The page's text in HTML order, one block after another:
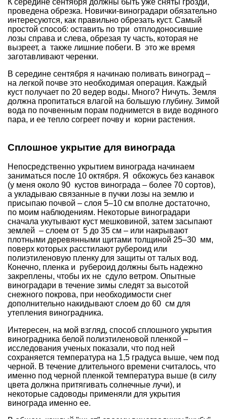
К середине сентября должны быть уже сняты грозди,
проведена обрезка. Новички-виноградари обязательно
интересуются, как правильно обрезать куст. Самый
простой способ: оставить по три отплодоносившие
лозы справа и слева, обрезая ту часть, которая не
вызреет, а также лишние побеги. В это же время
заготавливают черенки.
В середине сентября я начинаю поливать виноград –
на легкой почве это необходимая операция. Каждый
куст получает по 20 ведер воды. Много? Ничуть. Земля
должна пропитаться влагой на большую глубину. Зимой
вода по почвенным порам поднимется в виде водяного
пара, и ее тепло согреет почву и корни растения.
Сплошное укрытие для винограда
Непосредственно укрытием винограда начинаем
заниматься после 10 октября. Я обхожусь без канавок
(у меня около 90 кустов винограда – более 70 сортов),
а укладываю связанные в пучки лозы на землю и
присыпаю почвой – слоя 5–10 см вполне достаточно,
по моим наблюдениям. Некоторые виноградари
сначала укутывают куст мешковиной, затем засыпают
землей – слоем от 5 до 35 см – или накрывают
плотными деревянными щитами толщиной 25–30 мм,
поверх которых расстилают рубероид или
полиэтиленовую пленку для защиты от талых вод.
Конечно, пленка и рубероид должны быть надежно
закреплены, чтобы их не сдуло ветром. Опытные
виноградари в течение зимы следят за высотой
снежного покрова, при необходимости снег
дополнительно накидывают слоем до 60 см для
утепления виноградника.
Интересен, на мой взгляд, способ сплошного укрытия
виноградника белой полиэтиленовой пленкой –
исследования ученых показали, что под ней
сохраняется температура на 1,5 градуса выше, чем под
черной. В течение длительного времени считалось, что
именно под черной пленкой температура выше (в силу
цвета должна притягивать солнечные лучи), и
некоторые садоводы применяли для укрытия
винограда именно ее.